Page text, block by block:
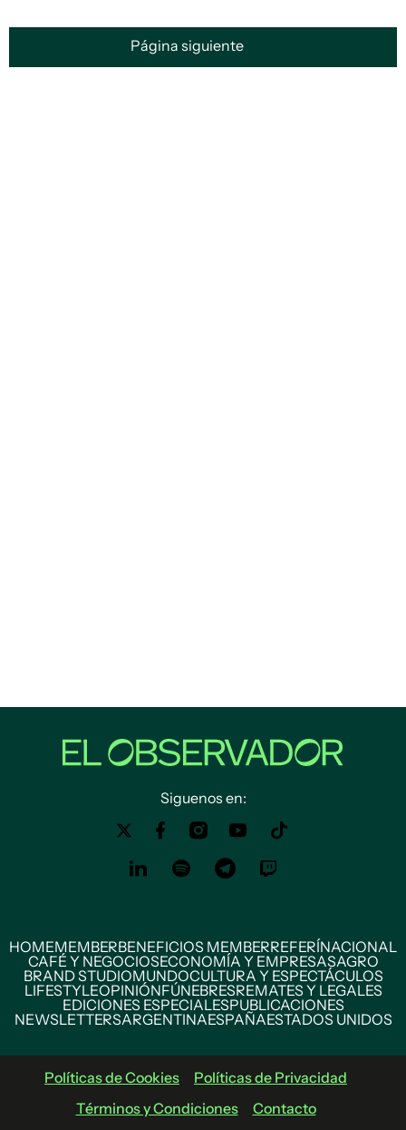
Página siguiente
Siguenos en:
HOMEMEMBERBENEFICIOS MEMBERREFERÍNACIONAL
CAFÉ Y NEGOCIOSECONOMÍA Y EMPRESASAGRO
BRAND STUDIOMUNDOCULTURA Y ESPECTÁCULOS
LIFESTYLEOPINIÓNFÚNEBRESREMATES Y LEGALES
EDICIONES ESPECIALESPUBLICACIONES
NEWSLETTERSARGENTINAESPAÑAESTADOS UNIDOS
Políticas de Cookies
Políticas de Privacidad
Términos y Condiciones
Contacto